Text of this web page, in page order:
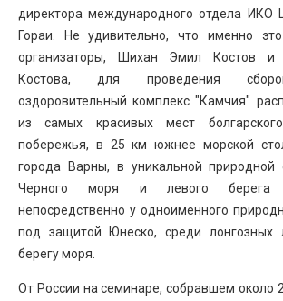
директора международного отдела ИКО
Гораи. Не удивительно, что именно
организаторы, Шихан Эмил Костов и
Костова, для проведения
оздоровительный комплекс "Камчия"
из самых красивых мест болгарского
побережья, в 25 км южнее морской
города Варны, в уникальной природной
Черного моря и левого берега
непосредственно у одноименного
под защитой Юнеско, среди лонгозных
берегу моря.
От России на семинаре, собравшем около